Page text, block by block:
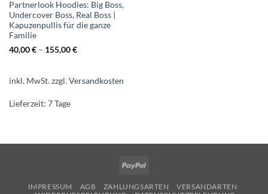
Partnerlook Hoodies: Big Boss,
Undercover Boss, Real Boss |
Kapuzenpullis für die ganze
Familie
40,00€– 155,00€
inkl. MwSt.zzgl.Versandkosten
Lieferzeit: 7 Tage
PayPal
IMPRESSUM AGB ZAHLUNGSARTEN
VERSANDARTEN